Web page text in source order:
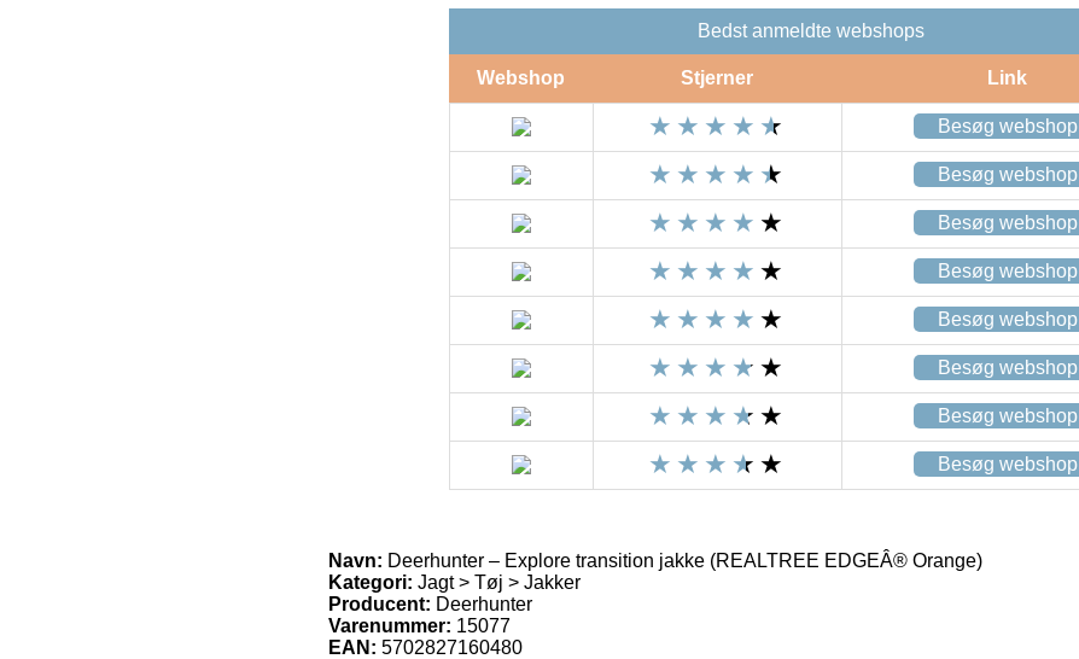
Bedst anmeldte webshops
Webshop Stjerner Link
Besøg webshop
Besøg webshop
Besøg webshop
Besøg webshop
Besøg webshop
Besøg webshop
Besøg webshop
Besøg webshop
Navn: Deerhunter – Explore transition jakke (REALTREE EDGEÂ® Orange)
Kategori: Jagt > Tøj > Jakker
Producent: Deerhunter
Varenummer: 15077
EAN: 5702827160480